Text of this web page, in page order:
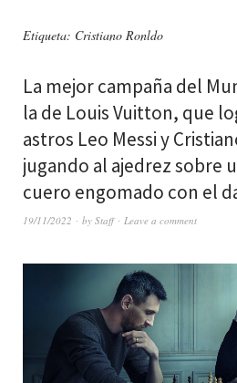
Etiqueta: Cristiano Ronldo
La mejor campaña del
la de Louis Vuitton, que
astros Leo Messi y
jugando al ajedrez sobre
cuero engomado con el
19/11/2022 by Staff Leave a comment